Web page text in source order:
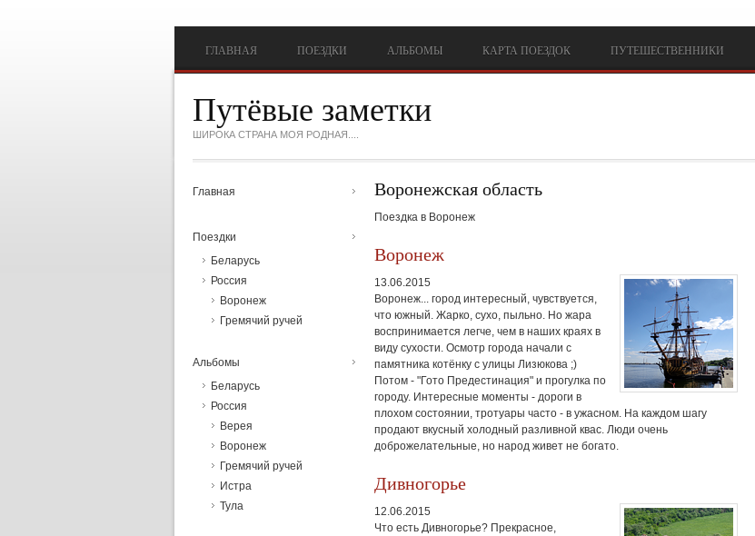
ГЛАВНАЯ ПОЕЗДКИ АЛЬБОМЫ КАРТА ПОЕЗДОК ПУТЕШЕСТВЕННИКИ
Путёвые заметки
ШИРОКА СТРАНА МОЯ РОДНАЯ....
Воронежская область
Поездка в Воронеж
Воронеж
13.06.2015
Воронеж... город интересный, чувствуется,
что южный. Жарко, сухо, пыльно. Но жара
воспринимается легче, чем в наших краях в
виду сухости. Осмотр города начали с
памятника котёнку с улицы Лизюкова ;)
Потом - "Гото Предестинация" и прогулка по
городу. Интересные моменты - дороги в
плохом состоянии, тротуары часто - в ужасном. На каждом шагу
продают вкусный холодный разливной квас. Люди очень
доброжелательные, но народ живет не богато.
Дивногорье
12.06.2015
Что есть Дивногорье? Прекрасное,
Главная
Поездки
Беларусь
Россия
Воронеж
Гремячий ручей
Альбомы
Беларусь
Россия
Верея
Воронеж
Гремячий ручей
Истра
Тула